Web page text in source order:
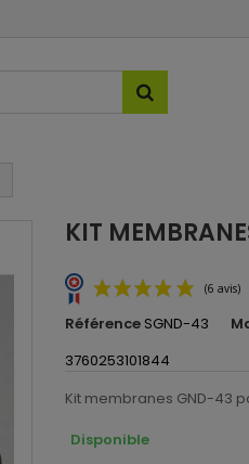
KIT
Référence SGND-43
3760253101844
Kit membranes GND-43
Disponible